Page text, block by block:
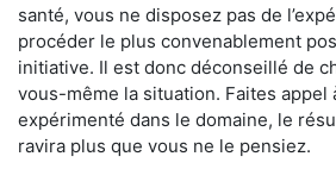
santé, vous ne disposez pas de
procéder le plus convenablement
initiative. Il est donc déconseillé de
vous-même la situation. Faites appel
expérimenté dans le domaine, le
ravira plus que vous ne le pensiez.